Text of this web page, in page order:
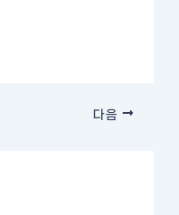
다음